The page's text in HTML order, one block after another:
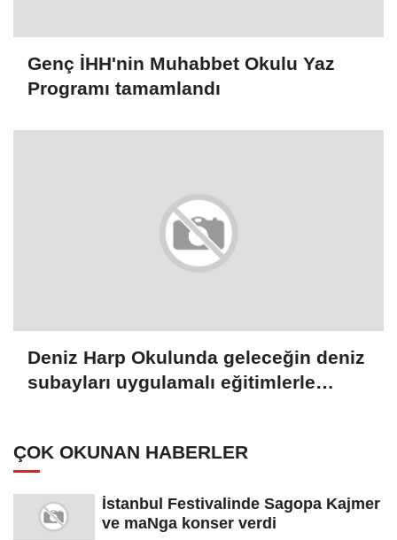
Genç İHH'nin Muhabbet Okulu Yaz
Programı tamamlandı
Deniz Harp Okulunda geleceğin deniz
subayları uygulamalı eğitimlerle
ÇOK OKUNAN HABERLER
İstanbul Festivalinde Sagopa Kajmer
ve maNga konser verdi